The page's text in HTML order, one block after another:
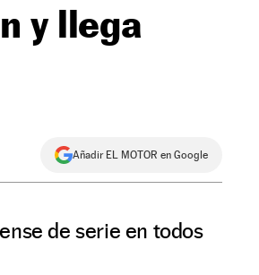
y llega
Añadir EL MOTOR en Google
de serie en todos